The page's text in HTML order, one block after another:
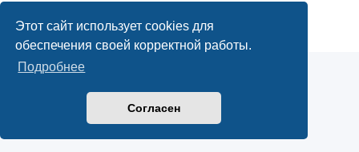
Этот сайт использует cookies для
обеспечения своей корректной работы.
Подробнее
Согласен
Русская поддержка phpBB